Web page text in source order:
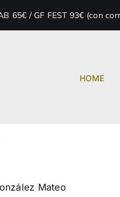
65€ / GF FEST 93€ (con
HOME
Mateo